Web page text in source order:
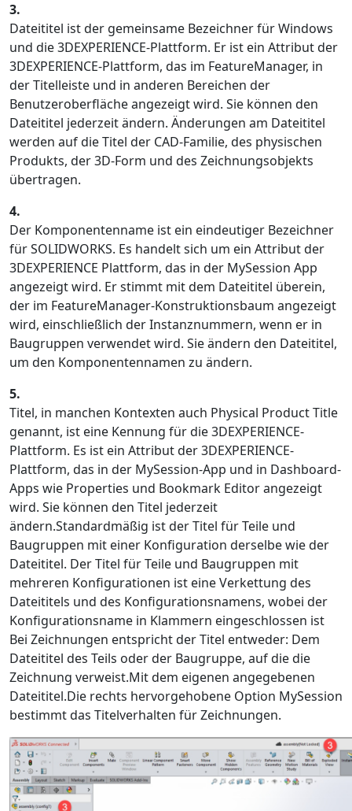
3.
Dateititel ist der gemeinsame Bezeichner für Windows
und die 3DEXPERIENCE-Plattform. Er ist ein Attribut der
3DEXPERIENCE-Plattform, das im FeatureManager, in
der Titelleiste und in anderen Bereichen der
Benutzeroberfläche angezeigt wird. Sie können den
Dateititel jederzeit ändern. Änderungen am Dateititel
werden auf die Titel der CAD-Familie, des physischen
Produkts, der 3D-Form und des Zeichnungsobjekts
übertragen.
4.
Der Komponentenname ist ein eindeutiger Bezeichner
für SOLIDWORKS. Es handelt sich um ein Attribut der
3DEXPERIENCE Plattform, das in der MySession App
angezeigt wird. Er stimmt mit dem Dateititel überein,
der im FeatureManager-Konstruktionsbaum angezeigt
wird, einschließlich der Instanznummern, wenn er in
Baugruppen verwendet wird. Sie ändern den Dateititel,
um den Komponentennamen zu ändern.
5.
Titel, in manchen Kontexten auch Physical Product Title
genannt, ist eine Kennung für die 3DEXPERIENCE-
Plattform. Es ist ein Attribut der 3DEXPERIENCE-
Plattform, das in der MySession-App und in Dashboard-
Apps wie Properties und Bookmark Editor angezeigt
wird. Sie können den Titel jederzeit
ändern.Standardmäßig ist der Titel für Teile und
Baugruppen mit einer Konfiguration derselbe wie der
Dateititel. Der Titel für Teile und Baugruppen mit
mehreren Konfigurationen ist eine Verkettung des
Dateititels und des Konfigurationsnamens, wobei der
Konfigurationsname in Klammern eingeschlossen ist
Bei Zeichnungen entspricht der Titel entweder: Dem
Dateititel des Teils oder der Baugruppe, auf die die
Zeichnung verweist.Mit dem eigenen angegebenen
Dateititel.Die rechts hervorgehobene Option MySession
bestimmt das Titelverhalten für Zeichnungen.